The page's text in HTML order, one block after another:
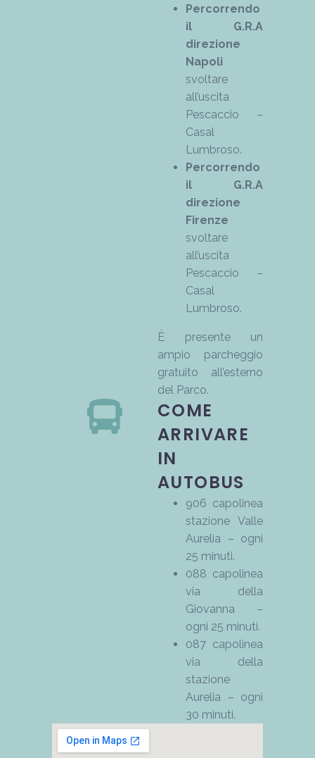
Percorrendo
il G.R.A
direzione
Napoli
svoltare
all’uscita
Pescaccio –
Casal
Lumbroso.
Percorrendo
il G.R.A
direzione
Firenze
svoltare
all’uscita
Pescaccio –
Casal
Lumbroso.
È presente un
ampio parcheggio
gratuito all’esterno
del Parco.
COME
ARRIVARE
IN
AUTOBUS
906 capolinea
stazione Valle
Aurelia – ogni
25 minuti.
088 capolinea
via della
Giovanna –
ogni 25 minuti.
087 capolinea
via della
stazione
Aurelia – ogni
30 minuti.